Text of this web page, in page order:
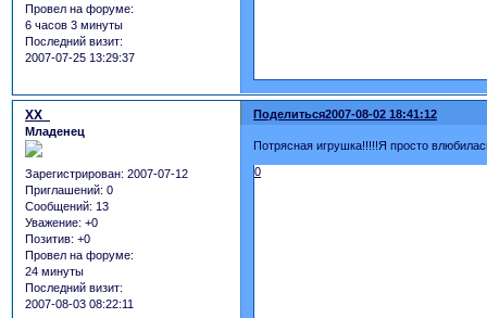
Провел на форуме:
6 часов 3 минуты
Последний визит:
2007-07-25 13:29:37
Поделиться2007-08-02 18:41:12
XX_
Младенец
Зарегистрирован: 2007-07-12
Приглашений: 0
Сообщений: 13
Уважение: +0
Позитив: +0
Провел на форуме:
24 минуты
Последний визит:
2007-08-03 08:22:11
Потрясная игрушка!!!!!Я просто
0